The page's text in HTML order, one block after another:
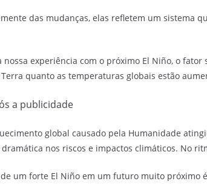
das mudanças, elas refletem um sistema
nossa experiência com o próximo El Niño, o
quanto as temperaturas globais estão
a publicidade
global causado pela Humanidade
dramática nos riscos e impactos climáticos. No
um forte El Niño em um futuro muito próximo